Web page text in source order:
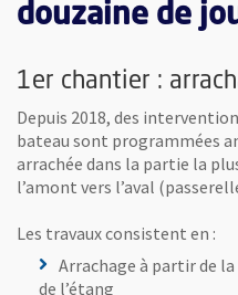
douzaine de
1er chantier :
Depuis 2018, des
bateau sont programmées
arrachée dans la partie la
l’amont vers l’aval
Les travaux consistent en :
Arrachage à partir de
de l’étang